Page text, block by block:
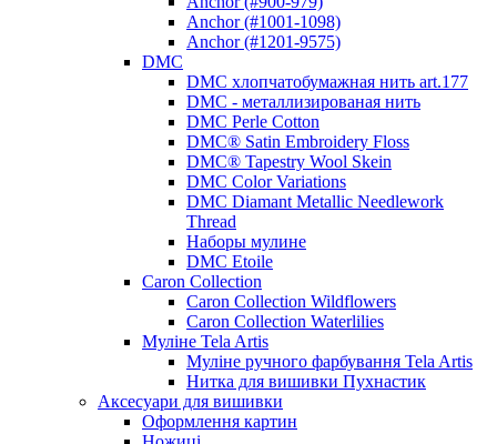
Anchor (#1001-1098)
Anchor (#1201-9575)
DMC
DMC хлопчатобумажная нить art.177
DMC - металлизированая нить
DMC Perle Cotton
DMC® Satin Embroidery Floss
DMC® Tapestry Wool Skein
DMC Color Variations
DMC Diamant Metallic Needlework
Thread
Наборы мулине
DMC Etoile
Caron Collection
Caron Collection Wildflowers
Caron Collection Waterlilies
Муліне Tela Artis
Муліне ручного фарбування Tela Artis
Нитка для вишивки Пухнастик
Аксесуари для вишивки
Оформлення картин